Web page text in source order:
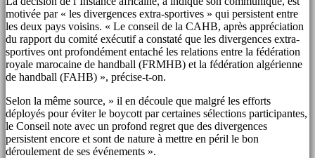
motivée par « les divergences extra-sportives » qui persistent entre
les deux pays voisins. « Le conseil de la CAHB, après appréciation
du rapport du comité exécutif a constaté que les divergences extra-
sportives ont profondément entaché les relations entre la fédération
royale marocaine de handball (FRMHB) et la fédération algérienne
de handball (FAHB) », précise-t-on.
Selon la même source, » il en découle que malgré les efforts
déployés pour éviter le boycott par certaines sélections participantes,
le Conseil note avec un profond regret que des divergences
persistent encore et sont de nature à mettre en péril le bon
déroulement de ses événements ».